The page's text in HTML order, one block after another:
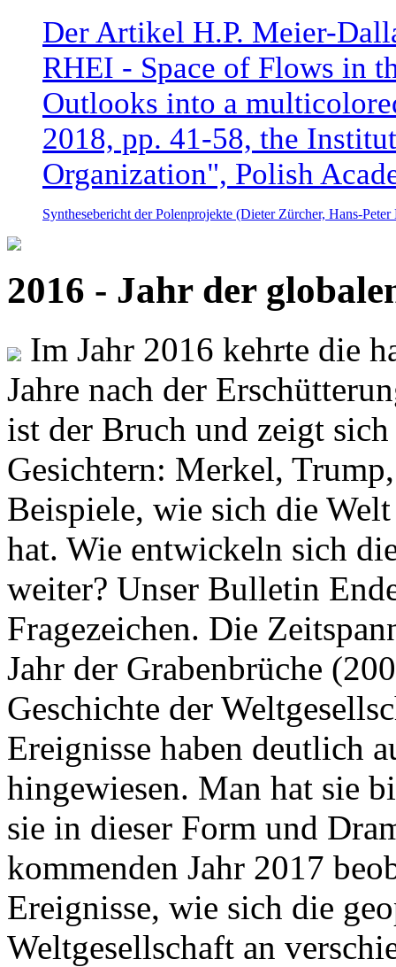
Der Artikel H.P. Meier-
RHEI - Space of Flows in
Outlooks into a
2018, pp. 41-58, the
Organization", Polish
Synthesebericht der Polenprojekte (Dieter Zürcher, Hans-
2016 - Jahr der
Im Jahr 2016 kehrte die
Jahre nach der
ist der Bruch und zeigt
Gesichtern: Merkel,
Beispiele, wie sich die
hat. Wie entwickeln sich
weiter? Unser Bulletin
Fragezeichen. Die
Jahr der Grabenbrüche
Geschichte der
Ereignisse haben deutlich
hingewiesen. Man hat sie
sie in dieser Form und
kommenden Jahr 2017
Ereignisse, wie sich die
Weltgesellschaft an